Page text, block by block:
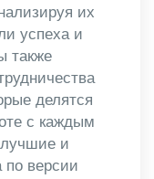
их
успеха и
также
делятся
с каждым
и
версии